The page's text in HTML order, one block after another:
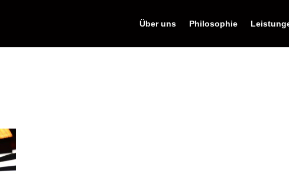
Über uns Philosophie